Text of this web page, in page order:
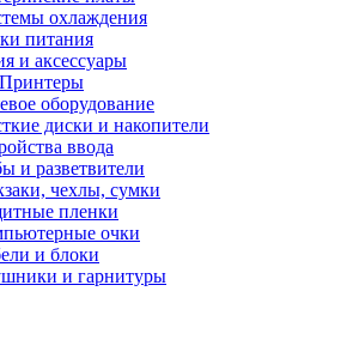
охлаждения
питания
и аксессуары
оборудование
диски и накопители
ввода
и разветвители
чехлы, сумки
пленки
очки
и блоки
и гарнитуры